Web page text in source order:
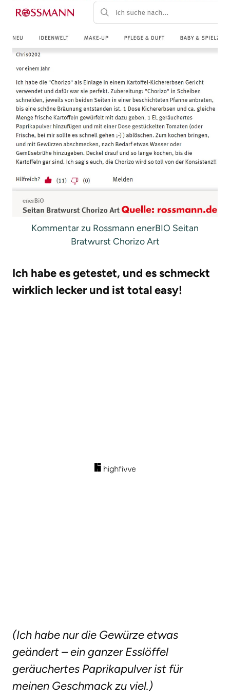
Kommentar zu Rossmann enerBIO Seitan
Bratwurst Chorizo Art
Ich habe es getestet, und es schmeckt
wirklich lecker und ist total easy!
(Ich habe nur die Gewürze etwas
geändert – ein ganzer Esslöffel
geräuchertes Paprikapulver ist für
meinen Geschmack zu viel.)